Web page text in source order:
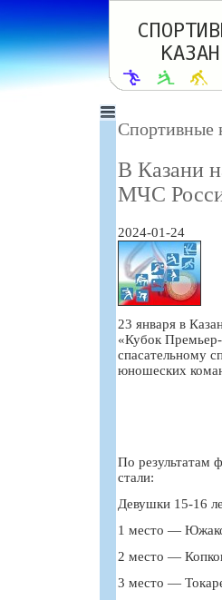
Спортивные
В Казани
МЧС
2024-01-24
23 января в
«Кубок
спасательному
юношеских
По результатам
стали:
Девушки 15-16
1 место —
2 место —
3 место —